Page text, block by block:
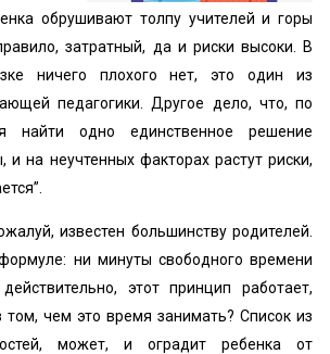
обрушивают толпу учителей и горы
затратный, да и риски высоки. В
ничего плохого нет, это один из
педагогики. Другое дело, что, по
найти одно единственное решение
на неучтенных факторах растут риски,
известен большинству родителей.
ни минуты свободного времени
этот принцип работает,
том, чем это время занимать? Список из
может, и оградит ребенка от